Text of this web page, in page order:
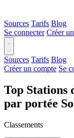
Sources Tarifs Blog
Se connecter Créer
Sources Tarifs Blog
Créer un compte Se
Top Stations
par portée
Classements